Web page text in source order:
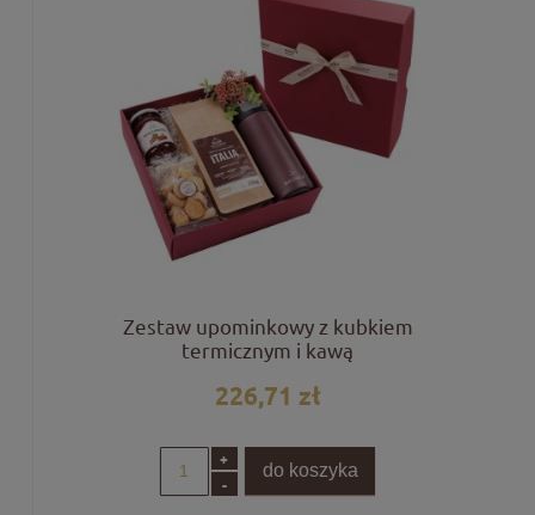
Zestaw upominkowy z kubkiem
termicznym i kawą
226,71 zł
+
-
do koszyka